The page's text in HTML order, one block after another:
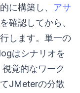
に構築し、 アサ
確認してから、
します。単一の
はシナリオを
覚的なワーク
JMeterの分散